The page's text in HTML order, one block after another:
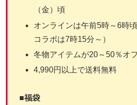
（金）頃
オンラインは午前5時～6時
コラボは7時15分～）
冬物アイテムが20～50％オ
4,990円以上で送料無料
■福袋